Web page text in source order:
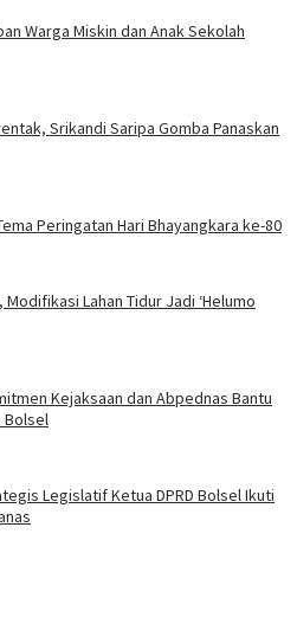
Warga Miskin dan Anak Sekolah
Srikandi Saripa Gomba Panaskan
Peringatan Hari Bhayangkara ke-80
Lahan Tidur Jadi ‘Helumo
Kejaksaan dan Abpednas Bantu
Bolsel
Legislatif Ketua DPRD Bolsel Ikuti